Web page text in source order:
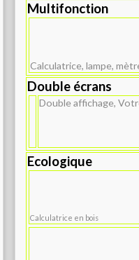
Multifonction
Calculatrice, lampe,
Double écrans
Double affichage,
Ecologique
Calculatrice en bois